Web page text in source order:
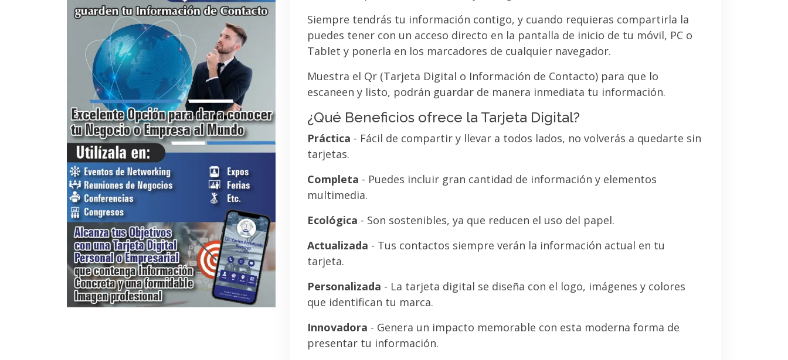
Siempre tendrás tu información contigo, y cuando requieras compartirla la
puedes tener con un acceso directo en la pantalla de inicio de tu móvil, PC o
Tablet y ponerla en los marcadores de cualquier navegador.
Muestra el Qr (Tarjeta Digital o Información de Contacto) para que lo
escaneen y listo, podrán guardar de manera inmediata tu información.
¿Qué Beneficios ofrece la Tarjeta Digital?
Práctica - Fácil de compartir y llevar a todos lados, no volverás a quedarte sin
tarjetas.
Completa - Puedes incluir gran cantidad de información y elementos
multimedia.
Ecológica - Son sostenibles, ya que reducen el uso del papel.
Actualizada - Tus contactos siempre verán la información actual en tu
tarjeta.
Personalizada - La tarjeta digital se diseña con el logo, imágenes y colores
que identifican tu marca.
Innovadora - Genera un impacto memorable con esta moderna forma de
presentar tu información.